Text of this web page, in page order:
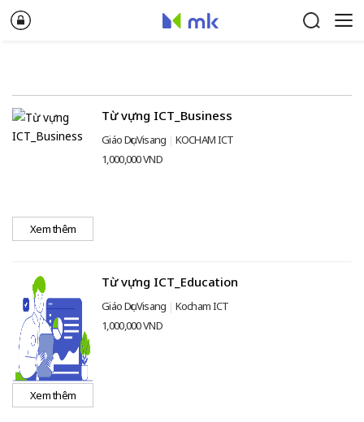
Từ vựng ICT_Business
Giáo Dục Visang
KOCHAM ICT
1,000,000 VND
Xem thêm
Từ vựng ICT_Education
Giáo Dục Visang
Kocham ICT
1,000,000 VND
Xem thêm